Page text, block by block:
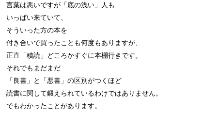
言葉は悪いですが「底の浅い」人も
いっぱい来ていて、
そういった方の本を
付き合いで買ったことも何度もありますが、
正直「積読」どころかすぐに本棚行きです。
それでもまだまだ
「良書」と「悪書」の区別がつくほど
読書に関して鍛えられているわけではありません。
でもわかったことがあります。